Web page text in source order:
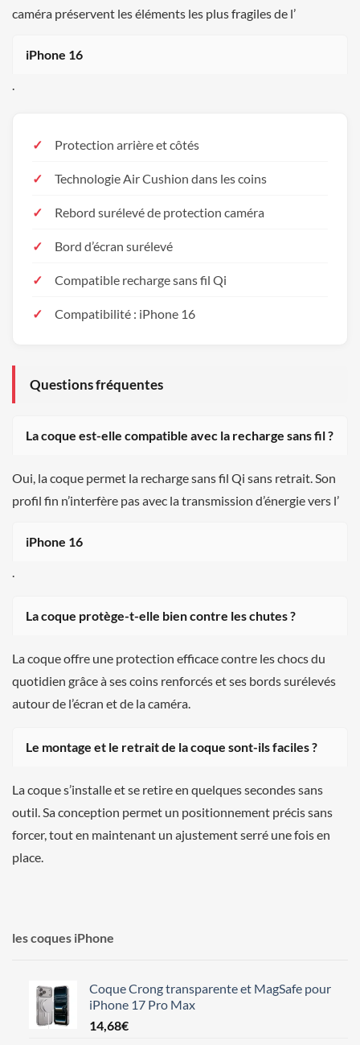
caméra préservent les éléments les plus fragiles de l’
iPhone 16
.
Protection arrière et côtés
Technologie Air Cushion dans les coins
Rebord surélevé de protection caméra
Bord d’écran surélevé
Compatible recharge sans fil Qi
Compatibilité : iPhone 16
Questions fréquentes
La coque est-elle compatible avec la recharge sans fil ?
Oui, la coque permet la recharge sans fil Qi sans retrait. Son
profil fin n’interfère pas avec la transmission d’énergie vers l’
iPhone 16
.
La coque protège-t-elle bien contre les chutes ?
La coque offre une protection efficace contre les chocs du
quotidien grâce à ses coins renforcés et ses bords surélevés
autour de l’écran et de la caméra.
Le montage et le retrait de la coque sont-ils faciles ?
La coque s’installe et se retire en quelques secondes sans
outil. Sa conception permet un positionnement précis sans
forcer, tout en maintenant un ajustement serré une fois en
place.
les coques iPhone
Coque Crong transparente et MagSafe pour
iPhone 17 Pro Max
14,68€